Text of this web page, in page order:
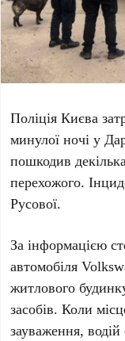
Поліція Києва
минулої ночі у
пошкодив
перехожого.
Русової.
За інформацією
автомобіля
житлового
засобів. Коли
зауваження,